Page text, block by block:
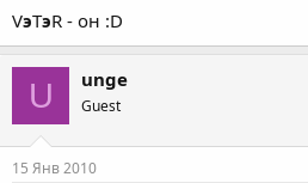
VэTэR - он :D
U unge
Guest
15 Янв 2010